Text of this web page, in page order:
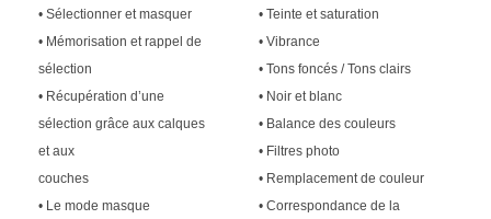
• Sélectionner et masquer
• Mémorisation et rappel de
sélection
• Récupération d’une
sélection grâce aux calques
et aux
couches
• Le mode masque
• Teinte et saturation
• Vibrance
• Tons foncés / Tons clairs
• Noir et blanc
• Balance des couleurs
• Filtres photo
• Remplacement de couleur
• Correspondance de la